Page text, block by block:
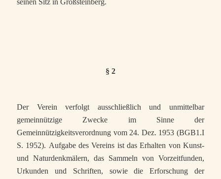
§ 2
Der Verein verfolgt ausschließlich und unmittelbar
gemeinnützige Zwecke im Sinne der
Gemeinnützigkeitsverordnung vom 24. Dez. 1953 (BGB1.I
S. 1952). Aufgabe des Vereins ist das Erhalten von Kunst-
und Naturdenkmälern, das Sammeln von Vorzeitfunden,
Urkunden und Schriften, sowie die Erforschung der